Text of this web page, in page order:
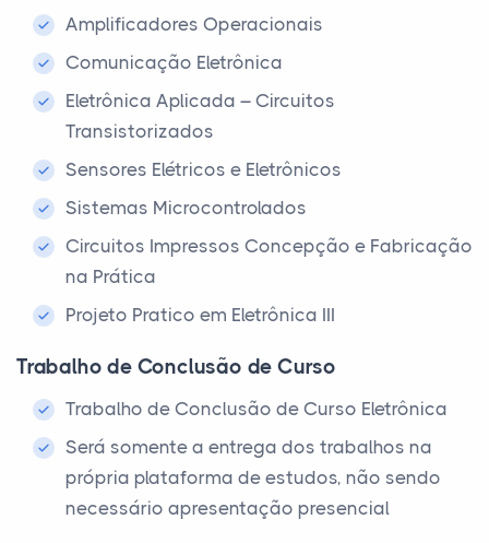
Amplificadores Operacionais
Comunicação Eletrônica
Eletrônica Aplicada – Circuitos
Transistorizados
Sensores Elétricos e Eletrônicos
Sistemas Microcontrolados
Circuitos Impressos Concepção e Fabricação
na Prática
Projeto Pratico em Eletrônica III
Trabalho de Conclusão de Curso
Trabalho de Conclusão de Curso Eletrônica
Será somente a entrega dos trabalhos na
própria plataforma de estudos, não sendo
necessário apresentação presencial